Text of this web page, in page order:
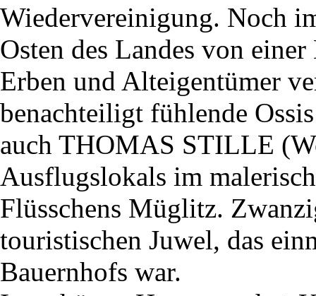
Wiedervereinigung. Noch
Osten des Landes von
Erben und Alteigentümer
benachteiligt fühlende
auch THOMAS STILLE
Ausflugslokals im
Flüsschens Müglitz.
touristischen Juwel, das
Bauernhofs war.